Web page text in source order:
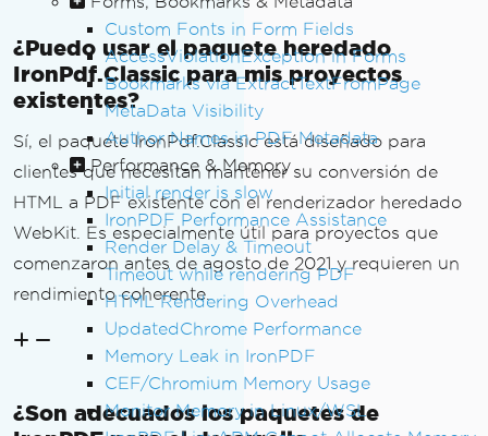
Custom Fonts in Form Fields
AccessViolationException in Forms
Bookmarks via ExtractTextFromPage
MetaData Visibility
Author Names in PDF Metadata
Performance & Memory
Initial render is slow
IronPDF Performance Assistance
Render Delay & Timeout
Timeout while rendering PDF
HTML Rendering Overhead
UpdatedChrome Performance
Memory Leak in IronPDF
CEF/Chromium Memory Usage
Monitor Memory in Linux/WSL
¿Puedo usar el paquete heredado
IronPdf.Classic para mis proyectos
existentes?
Sí, el paquete IronPdf.Classic está diseñado para
clientes que necesitan mantener su conversión de
HTML a PDF existente con el renderizador heredado
WebKit. Es especialmente útil para proyectos que
comenzaron antes de agosto de 2021 y requieren un
rendimiento coherente.
¿Son adecuados los paquetes de